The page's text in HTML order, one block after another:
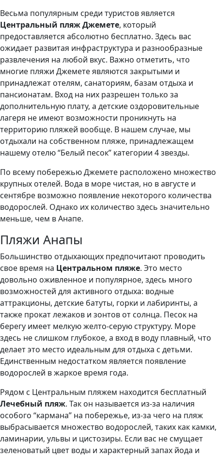
Весьма популярным среди туристов является
Центральный пляж Джемете, который
предоставляется абсолютно бесплатно. Здесь вас
ожидает развитая инфраструктура и разнообразные
развлечения на любой вкус. Важно отметить, что
многие пляжи Джемете являются закрытыми и
принадлежат отелям, санаториям, базам отдыха и
пансионатам. Вход на них разрешен только за
дополнительную плату, а детские оздоровительные
лагеря не имеют возможности проникнуть на
территорию пляжей вообще. В нашем случае, мы
отдыхали на собственном пляже, принадлежащем
нашему отелю “Белый песок” категории 4 звезды.
По всему побережью Джемете расположено множество
крупных отелей. Вода в море чистая, но в августе и
сентябре возможно появление некоторого количества
водорослей. Однако их количество здесь значительно
меньше, чем в Анапе.
Пляжи Анапы
Большинство отдыхающих предпочитают проводить
свое время на Центральном пляже. Это место
довольно оживленное и популярное, здесь много
возможностей для активного отдыха: водные
аттракционы, детские батуты, горки и лабиринты, а
также прокат лежаков и зонтов от солнца. Песок на
берегу имеет мелкую желто-серую структуру. Море
здесь не слишком глубокое, а вход в воду плавный, что
делает это место идеальным для отдыха с детьми.
Единственным недостатком является появление
водорослей в жаркое время года.
Рядом с Центральным пляжем находится бесплатный
Лечебный пляж. Так он называется из-за наличия
особого “кармана” на побережье, из-за чего на пляж
выбрасывается множество водорослей, таких как камки,
ламинарии, ульвы и цистозиры. Если вас не смущает
зеленоватый цвет воды и характерный запах йода и